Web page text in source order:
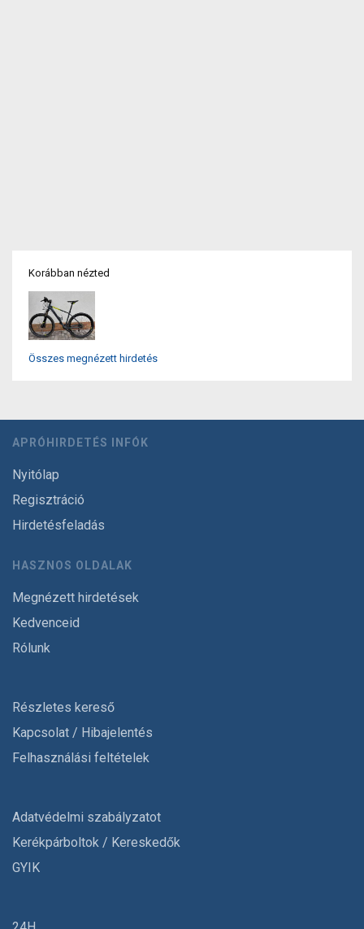
Korábban nézted
Összes megnézett hirdetés
APRÓHIRDETÉS INFÓK
Nyitólap
Regisztráció
Hirdetésfeladás
HASZNOS OLDALAK
Megnézett hirdetések
Kedvenceid
Rólunk
Részletes kereső
Kapcsolat / Hibajelentés
Felhasználási feltételek
Adatvédelmi szabályzatot
Kerékpárboltok / Kereskedők
GYIK